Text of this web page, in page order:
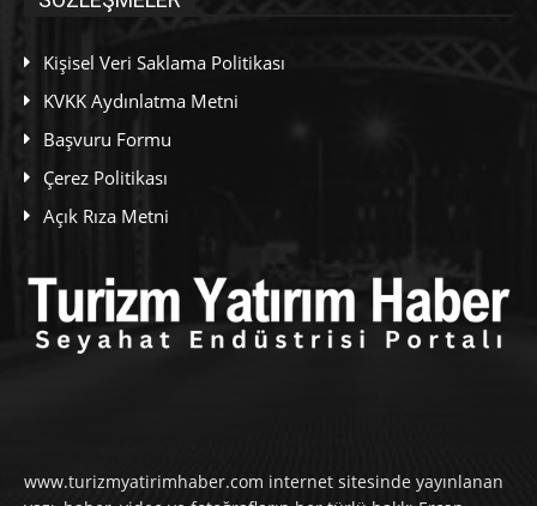
Kişisel Veri Saklama Politikası
KVKK Aydınlatma Metni
Başvuru Formu
Çerez Politikası
Açık Rıza Metni
www.turizmyatirimhaber.com internet sitesinde yayınlanan